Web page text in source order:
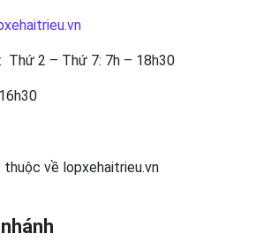
Thứ 2 – Thứ 7: 7h – 18h30
thuộc về lopxehaitrieu.vn